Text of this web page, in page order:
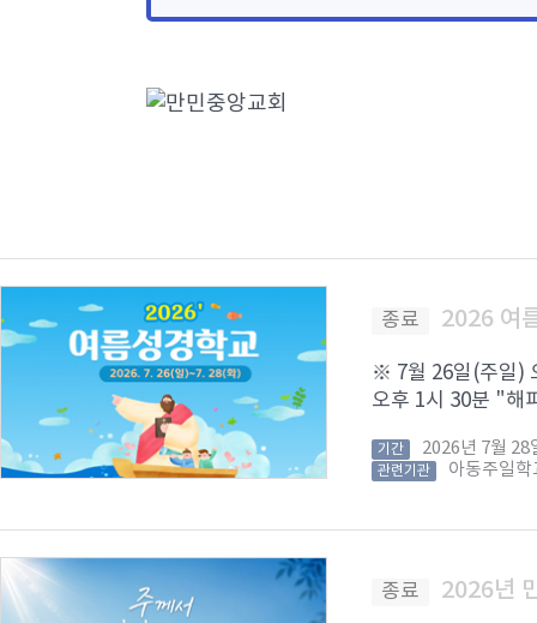
종료 2026 여
※ 7월 26일(주일)
오후 1시 30분 "해
기간 2026년 7월 28
관련기관 아동주일학
종료 2026년